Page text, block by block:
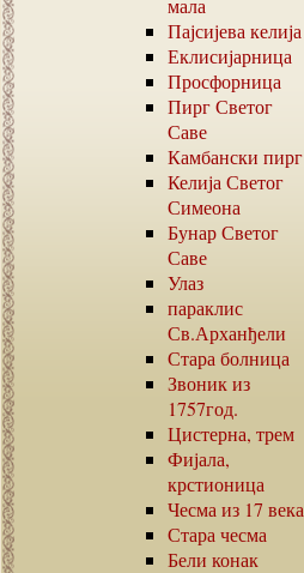
мала
Пајсијева келија
Еклисијарница
Просфорница
Пирг Светог
Саве
Камбански пирг
Келија Светог
Симеона
Бунар Светог
Саве
Улаз
параклис
Св.Арханђели
Стара болница
Звоник из
1757год.
Цистерна, трем
Фијала,
крстионица
Чесма из 17 века
Стара чесма
Бели конак